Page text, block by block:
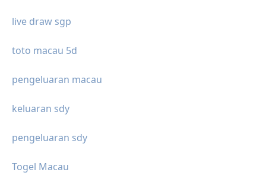
live draw sgp
toto macau 5d
pengeluaran macau
keluaran sdy
pengeluaran sdy
Togel Macau